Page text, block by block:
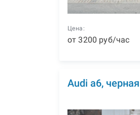
Цена:
от3200 руб/час
Audi а6, черная